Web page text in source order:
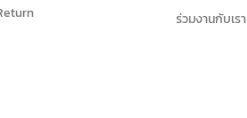
ร่วมงานกับเรา